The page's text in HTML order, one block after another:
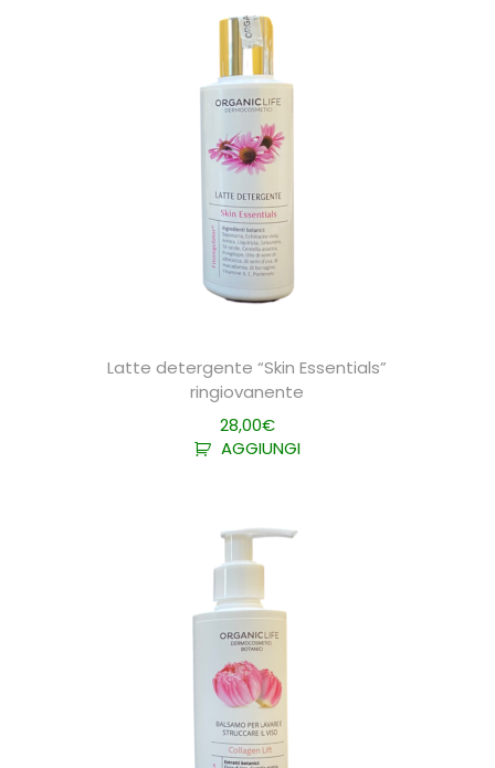
Latte detergente “Skin Essentials”
ringiovanente
28,00€
AGGIUNGI